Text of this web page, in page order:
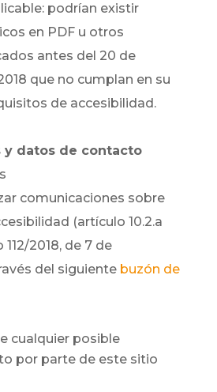
podrían existir
en PDF u otros
antes del 20 de
que no cumplan en su
de accesibilidad.
y datos de contacto
comunicaciones sobre
(artículo 10.2.a
2018, de 7 de
del siguiente buzón de
cualquier posible
por parte de este sitio